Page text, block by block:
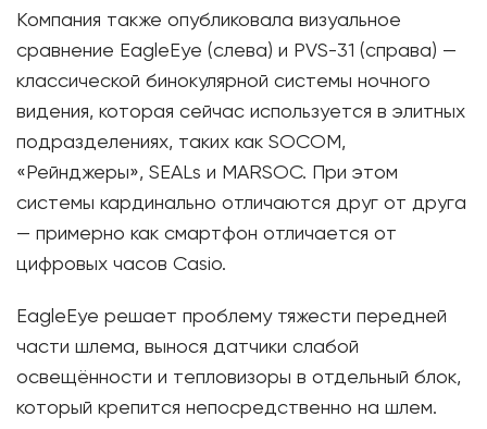
Компания также опубликовала визуальное
сравнение EagleEye (слева) и PVS-31 (справа) —
классической бинокулярной системы ночного
видения, которая сейчас используется в элитных
подразделениях, таких как SOCOM,
«Рейнджеры», SEALs и MARSOC. При этом
системы кардинально отличаются друг от друга
— примерно как смартфон отличается от
цифровых часов Casio.
EagleEye решает проблему тяжести передней
части шлема, вынося датчики слабой
освещённости и тепловизоры в отдельный блок,
который крепится непосредственно на шлем.